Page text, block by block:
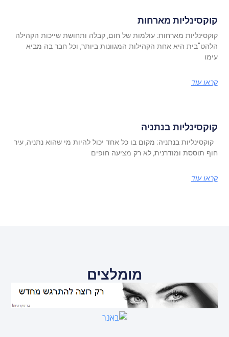
קוקסינליות מארחות
קוקסינליות מארחות: עולמות של חום, קבלה ותחושת שייכות הקהילה
הלהט"בית היא אחת הקהילות המגוונות ביותר, וכל חבר בה מביא
עימו
קראו עוד
קוקסינליות בנתניה
קוקסינליות בנתניה: מקום בו כל אחד יכול להיות מי שהוא נתניה, עיר
חוף תוססת ומודרנית, לא רק מציעה חופים
קראו עוד
מומלצים